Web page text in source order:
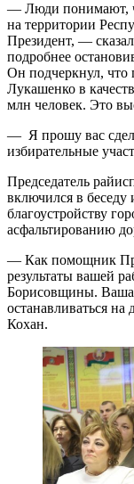
— Люди понимают,
на территории
Президент, —
подробнее
Он подчеркнул, что
Лукашенко в
млн человек. Это
— Я прошу вас
избирательные
Председатель
включился в беседу
благоустройству
асфальтированию
— Как помощник
результаты вашей
Борисовщины.
останавливаться
Кохан.